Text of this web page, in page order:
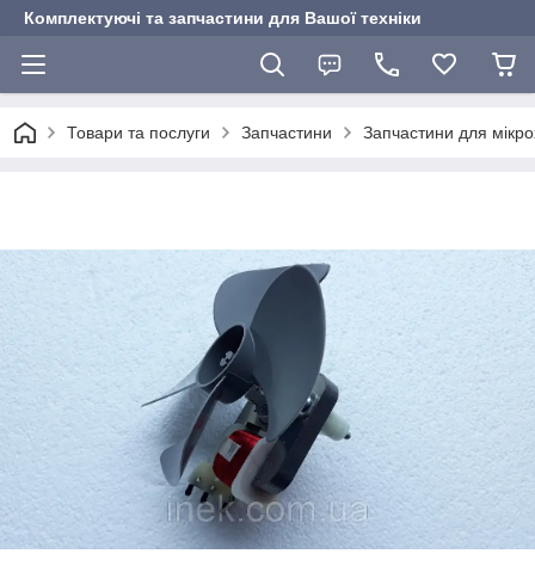
Комплектуючі та запчастини для Вашої техніки
Товари та послуги Запчастини Запчастини для